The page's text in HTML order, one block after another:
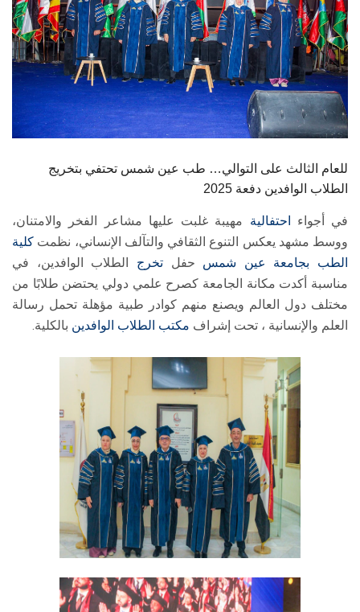
الدراسات العليا
الخريجين
الموظفون
الزائـرون
سجل الان
للعام الثالث على التوالي… طب عين شمس تحتفي بتخريج
الطلاب الوافدين دفعة 2025
في أجواء احتفالية مهيبة غلبت عليها مشاعر الفخر والامتنان،
ووسط مشهد يعكس التنوع الثقافي والتآلف الإنساني، نظمت كلية
الطب
بجامعة عين شمس حفلتخرج الطلاب الوافدين، في
مناسبة أكدت مكانة الجامعة كصرح علمي دولي يحتضن طلابًا من
مختلف دول العالم ويصنع منهم كوادر طبية مؤهلة تحمل رسالة
العلم والإنسانية ، تحت إشراف مكتب الطلاب الوافدين بالكلية.